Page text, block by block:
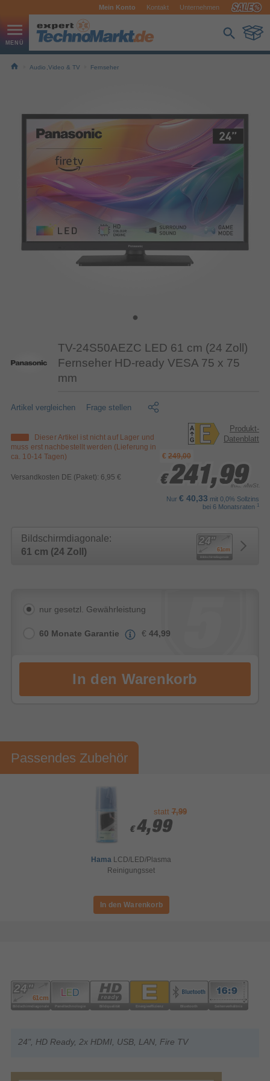
Mein Konto Kontakt Unternehmen
Audio,Video & TV Fernseher
TV-24S50AEZC LED 61 cm (24 Zoll)
Fernseher HD-ready VESA 75 x 75
mm
Artikel vergleichen Frage stellen
Dieser Artikel ist nicht auf Lager und
muss erst nachbestellt werden (Lieferung in
ca. 10-14 Tagen)
Versandkosten DE (Paket): 6,95 €
Produkt-
Datenblatt
€ 249,00
€ 241,99
€ 241,99
€ 241,99
inkl. MwSt.
Nur € 40,33 mit 0,0% Sollzins
bei 6 Monatsraten 1
Bildschirmdiagonale:
61 cm (24 Zoll)
nur gesetzl. Gewährleistung
60 Monate Garantie € 44,99
Passendes Zubehör
statt7,99
€ 4,99
€ 4,99
Hama LCD/LED/Plasma
Reinigungsset
24", HD Ready, 2x HDMI, USB, LAN, Fire TV